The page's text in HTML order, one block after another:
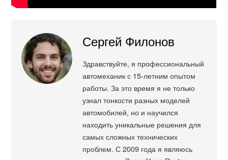
Сергей Филонов
Здравствуйте, я профессиональный
автомеханик с 15-летним опытом
работы. За это время я не только
узнал тонкости разных моделей
автомобилей, но и научился
находить уникальные решения для
самых сложных технических
проблем. С 2009 года я являюсь